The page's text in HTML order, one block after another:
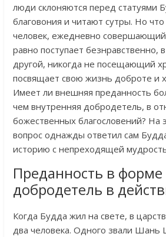
люди склоняются перед статуями
благовония и читают сутры. Но
человек, ежедневно совершающий
равно поступает безнравственно,
другой, никогда не посещающий
посвящает свою жизнь доброте и
Имеет ли внешняя преданность
чем внутренняя добродетель, в
божественных благословений? На
вопрос однажды ответил сам
историю с непреходящей
Преданность в форме
добродетель в
Когда Будда жил на свете, в
два человека. Одного звали